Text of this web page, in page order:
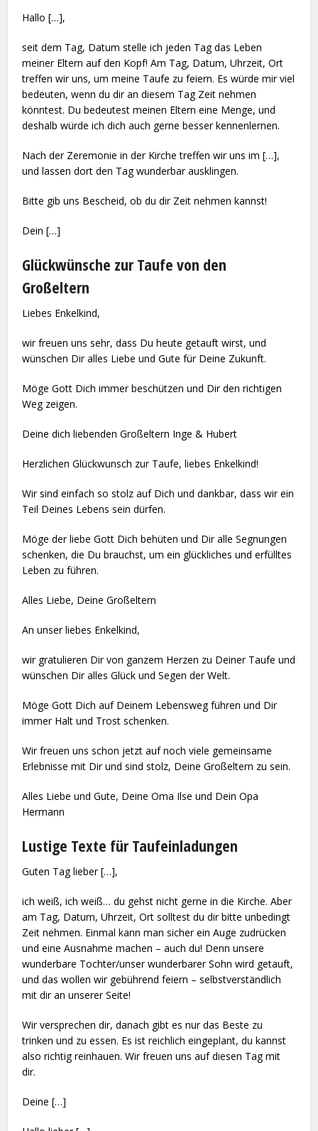
Hallo […],
seit dem Tag, Datum stelle ich jeden Tag das Leben
meiner Eltern auf den Kopf! Am Tag, Datum, Uhrzeit, Ort
treffen wir uns, um meine Taufe zu feiern. Es würde mir viel
bedeuten, wenn du dir an diesem Tag Zeit nehmen
könntest. Du bedeutest meinen Eltern eine Menge, und
deshalb würde ich dich auch gerne besser kennenlernen.
Nach der Zeremonie in der Kirche treffen wir uns im […],
und lassen dort den Tag wunderbar ausklingen.
Bitte gib uns Bescheid, ob du dir Zeit nehmen kannst!
Dein […]
Glückwünsche zur Taufe von den
Großeltern
Liebes Enkelkind,
wir freuen uns sehr, dass Du heute getauft wirst, und
wünschen Dir alles Liebe und Gute für Deine Zukunft.
Möge Gott Dich immer beschützen und Dir den richtigen
Weg zeigen.
Deine dich liebenden Großeltern Inge & Hubert
Herzlichen Glückwunsch zur Taufe, liebes Enkelkind!
Wir sind einfach so stolz auf Dich und dankbar, dass wir ein
Teil Deines Lebens sein dürfen.
Möge der liebe Gott Dich behüten und Dir alle Segnungen
schenken, die Du brauchst, um ein glückliches und erfülltes
Leben zu führen.
Alles Liebe, Deine Großeltern
An unser liebes Enkelkind,
wir gratulieren Dir von ganzem Herzen zu Deiner Taufe und
wünschen Dir alles Glück und Segen der Welt.
Möge Gott Dich auf Deinem Lebensweg führen und Dir
immer Halt und Trost schenken.
Wir freuen uns schon jetzt auf noch viele gemeinsame
Erlebnisse mit Dir und sind stolz, Deine Großeltern zu sein.
Alles Liebe und Gute, Deine Oma Ilse und Dein Opa
Hermann
Lustige Texte für Taufeinladungen
Guten Tag lieber […],
ich weiß, ich weiß… du gehst nicht gerne in die Kirche. Aber
am Tag, Datum, Uhrzeit, Ort solltest du dir bitte unbedingt
Zeit nehmen. Einmal kann man sicher ein Auge zudrücken
und eine Ausnahme machen – auch du! Denn unsere
wunderbare Tochter/unser wunderbarer Sohn wird getauft,
und das wollen wir gebührend feiern – selbstverständlich
mit dir an unserer Seite!
Wir versprechen dir, danach gibt es nur das Beste zu
trinken und zu essen. Es ist reichlich eingeplant, du kannst
also richtig reinhauen. Wir freuen uns auf diesen Tag mit
dir.
Deine […]